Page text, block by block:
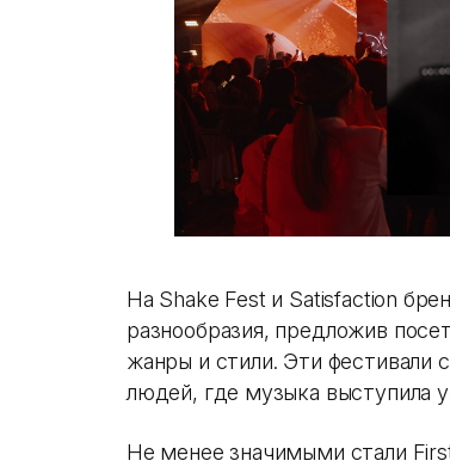
На Shake Fest и Satisfaction
разнообразия, предложив
жанры и стили. Эти фестивали
людей, где музыка выступила
Не менее значимыми стали